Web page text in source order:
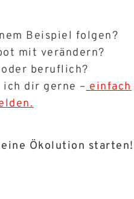
Beispiel folgen?
mit verändern?
beruflich?
ich dir gerne – einfach
eine Ökolution starten!